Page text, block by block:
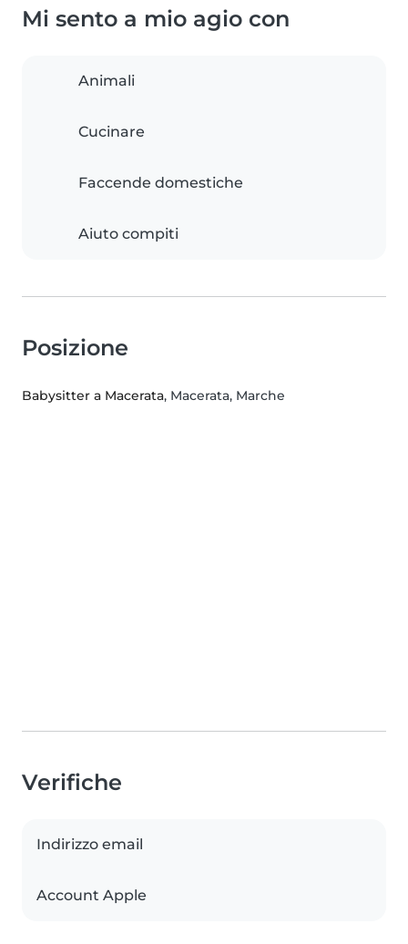
Mi sento a mio agio con
Animali
Cucinare
Faccende domestiche
Aiuto compiti
Posizione
Babysitter a Macerata, Macerata, Marche
Verifiche
Indirizzo email
Account Apple